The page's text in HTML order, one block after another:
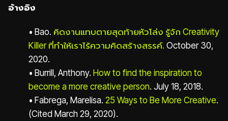
อ้างอิง
• Bao. คิดงานแทบตายสุดท้ายหัวโล่ง รู้จัก Creativity
Killer ที่ทำให้เราไร้ความคิดสร้างสรรค์. October 30,
2020.
• Burrill, Anthony. How to find the inspiration to
become a more creative person. July 18, 2018.
• Fabrega, Marelisa. 25 Ways to Be More Creative.
(Cited March 29, 2020).